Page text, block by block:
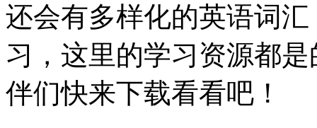
还会有多样化的英语词
习，这里的学习资源都
伴们快来下载看看吧！